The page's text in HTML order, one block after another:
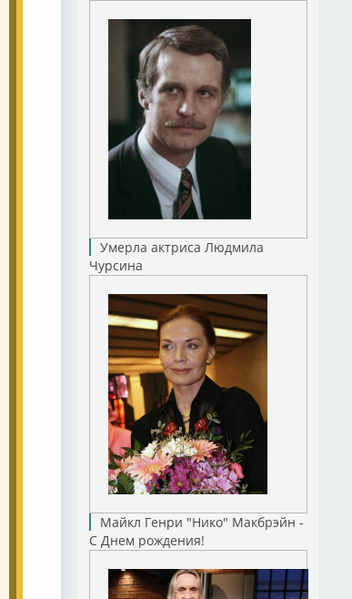
Умерла актриса Людмила
Чурсина
Майкл Генри "Нико" Макбрэйн -
С Днем рождения!